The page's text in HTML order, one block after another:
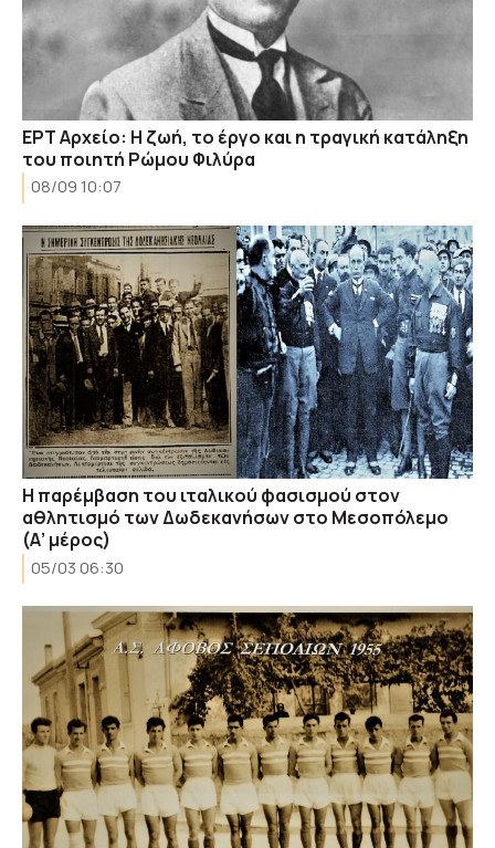
ΕΡΤ Αρχείο: Η ζωή, το έργο και η τραγική κατάληξη
του ποιητή Ρώμου Φιλύρα
08/09 10:07
Η παρέμβαση του ιταλικού φασισμού στον
αθλητισμό των Δωδεκανήσων στο Μεσοπόλεμο
(Α’ μέρος)
05/03 06:30